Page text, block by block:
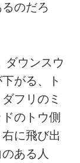
のだろ
ウンスウ
がる、ト
フリのミ
のトウ側
に飛び出
ある人